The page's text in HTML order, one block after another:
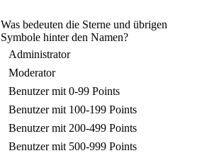
Was bedeuten die Sterne und übrigen
Symbole hinter den Namen?
Administrator
Moderator
Benutzer mit 0-99 Points
Benutzer mit 100-199 Points
Benutzer mit 200-499 Points
Benutzer mit 500-999 Points